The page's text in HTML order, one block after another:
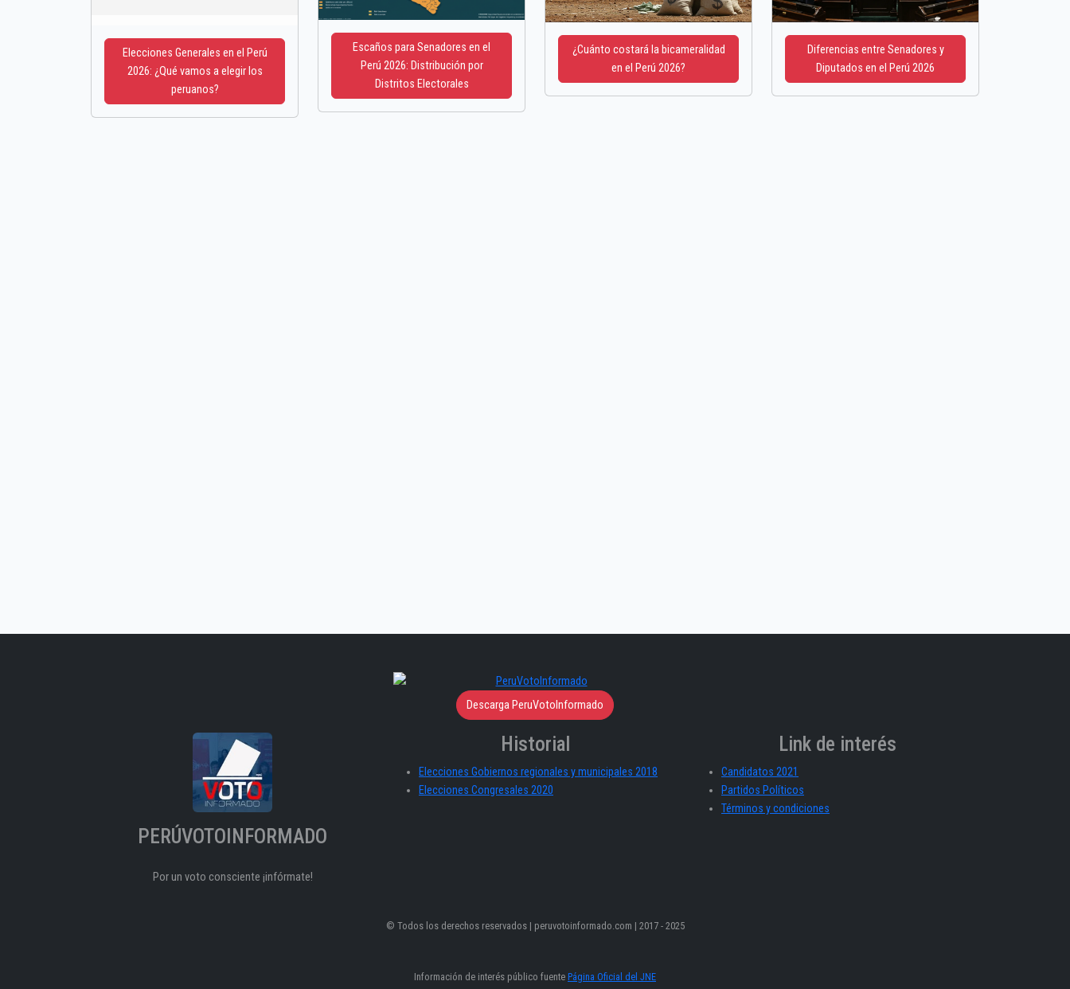
Elecciones Generales en el Perú
2026: ¿Qué vamos a elegir los
peruanos?
Escaños para Senadores en el
Perú 2026: Distribución por
Distritos Electorales
¿Cuánto costará la bicameralidad
en el Perú 2026?
Diferencias entre Senadores y
Diputados en el Perú 2026
Descarga PeruVotoInformado
PERÚVOTOINFORMADO
Por un voto consciente ¡infórmate!
Historial
Elecciones Gobiernos regionales y municipales 2018
Elecciones Congresales 2020
Link de interés
Candidatos 2021
Partidos Políticos
Términos y condiciones
© Todos los derechos reservados | peruvotoinformado.com | 2017 - 2025
Información de interés público fuente Página Oficial del JNE